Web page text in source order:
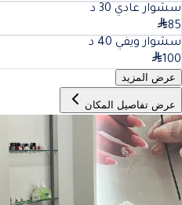
سشوار عادي 30 د
85
سشوار ويفي 40 د
100
عرض المزيد
عرض تفاصيل المكان